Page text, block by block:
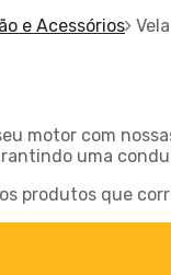
e Acessórios Vela
motor com
uma
produtos que